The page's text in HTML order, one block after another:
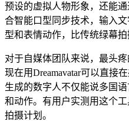
预设的虚拟人物形象，还能
合智能口型同步技术，输入
型和表情动作，比传统绿幕拍
对于自媒体团队来说，最头
现在用Dreamavatar可以直接
生成的数字人不仅能说多国
和动作。有用户实测用这个
拍摄计划。